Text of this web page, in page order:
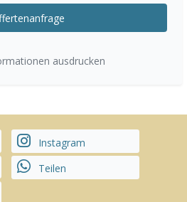
ausdrucken
Instagram
Teilen